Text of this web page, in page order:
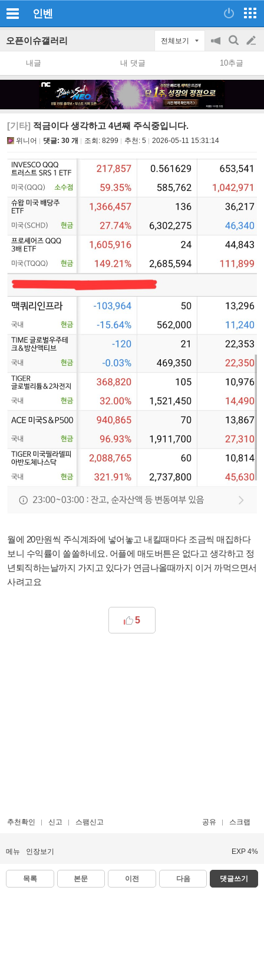
인벤
오픈이슈갤러리 전체보기
공
지
on/off
검
색
글
쓰
내글 내 댓글 10추글
[기타] 적금이다 생각하고 4년째 주식중입니다.
위니어 댓글: 30 개 조회: 8299 추천: 5 2026-05-11 15:31:14
월에 20만원씩 주식계좌에 넣어놓고 내킬때마다 조금씩 매집하다
보니 수익률이 쏠쏠하네요. 어플에 매도버튼은 없다고 생각하고 정
년퇴직하는날까지 가지고 있다가 연금나올때까지 이거 까먹으면서
사려고요
5
추천확인 신고 스팸신고 공유 스크랩
메뉴 인장보기 EXP 4%
목록 본문 이전 다음 댓글쓰기